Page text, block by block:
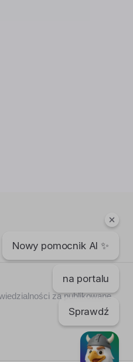
Nowy pomocnik AI ✨
na portalu
Sprawdź
za publikowane